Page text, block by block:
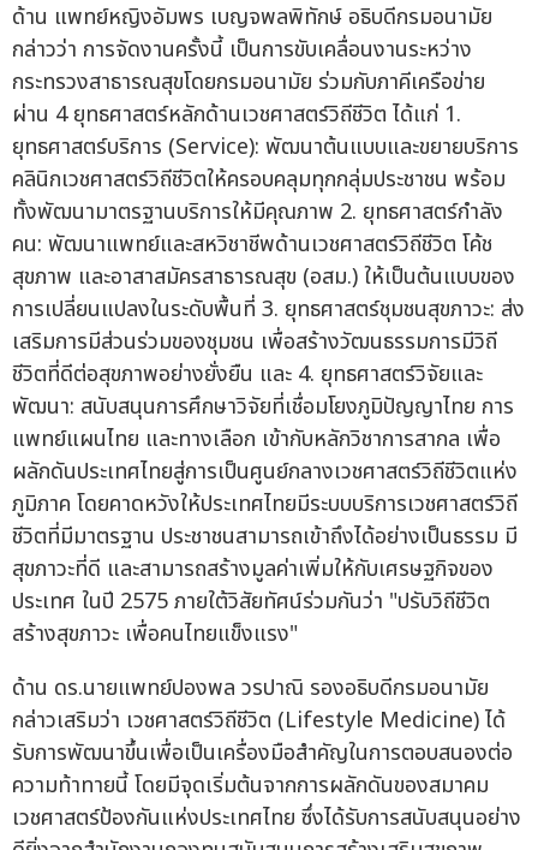
ด้าน แพทย์หญิงอัมพร เบญจพลพิทักษ์ อธิบดีกรมอนามัย
กล่าวว่า การจัดงานครั้งนี้ เป็นการขับเคลื่อนงานระหว่าง
กระทรวงสาธารณสุขโดยกรมอนามัย ร่วมกับภาคีเครือข่าย
ผ่าน 4 ยุทธศาสตร์หลักด้านเวชศาสตร์วิถีชีวิต ได้แก่ 1.
ยุทธศาสตร์บริการ (Service): พัฒนาต้นแบบและขยายบริการ
คลินิกเวชศาสตร์วิถีชีวิตให้ครอบคลุมทุกกลุ่มประชาชน พร้อม
ทั้งพัฒนามาตรฐานบริการให้มีคุณภาพ 2. ยุทธศาสตร์กำลัง
คน: พัฒนาแพทย์และสหวิชาชีพด้านเวชศาสตร์วิถีชีวิต โค้ช
สุขภาพ และอาสาสมัครสาธารณสุข (อสม.) ให้เป็นต้นแบบของ
การเปลี่ยนแปลงในระดับพื้นที่ 3. ยุทธศาสตร์ชุมชนสุขภาวะ: ส่ง
เสริมการมีส่วนร่วมของชุมชน เพื่อสร้างวัฒนธรรมการมีวิถี
ชีวิตที่ดีต่อสุขภาพอย่างยั่งยืน และ 4. ยุทธศาสตร์วิจัยและ
พัฒนา: สนับสนุนการศึกษาวิจัยที่เชื่อมโยงภูมิปัญญาไทย การ
แพทย์แผนไทย และทางเลือก เข้ากับหลักวิชาการสากล เพื่อ
ผลักดันประเทศไทยสู่การเป็นศูนย์กลางเวชศาสตร์วิถีชีวิตแห่ง
ภูมิภาค โดยคาดหวังให้ประเทศไทยมีระบบบริการเวชศาสตร์วิถี
ชีวิตที่มีมาตรฐาน ประชาชนสามารถเข้าถึงได้อย่างเป็นธรรม มี
สุขภาวะที่ดี และสามารถสร้างมูลค่าเพิ่มให้กับเศรษฐกิจของ
ประเทศ ในปี 2575 ภายใต้วิสัยทัศน์ร่วมกันว่า "ปรับวิถีชีวิต
สร้างสุขภาวะ เพื่อคนไทยแข็งแรง"
ด้าน ดร.นายแพทย์ปองพล วรปาณิ รองอธิบดีกรมอนามัย
กล่าวเสริมว่า เวชศาสตร์วิถีชีวิต (Lifestyle Medicine) ได้
รับการพัฒนาขึ้นเพื่อเป็นเครื่องมือสำคัญในการตอบสนองต่อ
ความท้าทายนี้ โดยมีจุดเริ่มต้นจากการผลักดันของสมาคม
เวชศาสตร์ป้องกันแห่งประเทศไทย ซึ่งได้รับการสนับสนุนอย่าง